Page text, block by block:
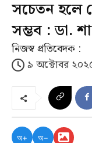
সচেতন হলে
সম্ভব : ডা.
নিজস্ব প্রতিবেদক :
৯ অক্টোবর
অ+ অ−